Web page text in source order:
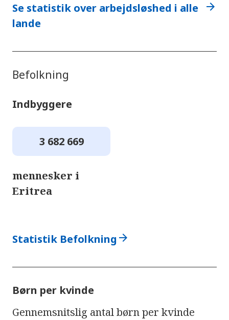
Se statistik over arbejdsløshed i alle
lande
arrow_forward
Befolkning
Indbyggere
3 682 669
mennesker i
Eritrea
Statistik Befolkning arrow_forward
Børn per kvinde
Gennemsnitslig antal børn per kvinde